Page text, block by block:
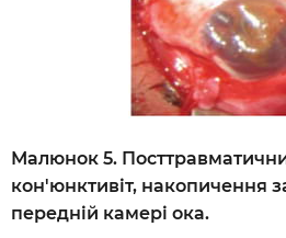
Малюнок 5.
кон'юнктивіт, накопичення
передній камері ока.